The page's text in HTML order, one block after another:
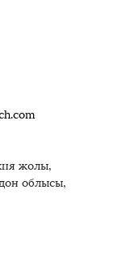
жолы,
облысы,